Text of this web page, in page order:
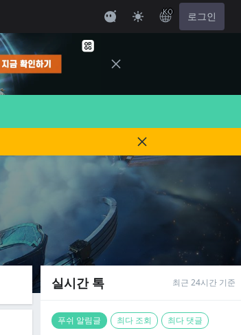
KO 로그인
실시간 톡 최근 24시간 기준
푸쉬 알림글 최다 조회 최다 댓글